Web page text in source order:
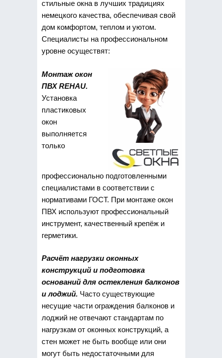
стильные окна в лучших традициях
немецкого качества, обеспечивая свой
дом комфортом, теплом и уютом.
Специалисты на профессиональном
уровне осуществят:
Монтаж окон
ПВХ REHAU.
Установка
пластиковых
окон
выполняется
только
профессионально подготовленными
специалистами в соответствии с
нормативами ГОСТ. При монтаже окон
ПВХ используют профессиональный
инструмент, качественный крепёж и
герметики.
Расчёт нагрузки оконных
конструкций и подготовка
оснований для остекления балконов
и лоджий. Часто существующие
несущие части ограждения балконов и
лоджий не отвечают стандартам по
нагрузкам от оконных конструкций, а
стен может не быть вообще или они
могут быть недостаточными для